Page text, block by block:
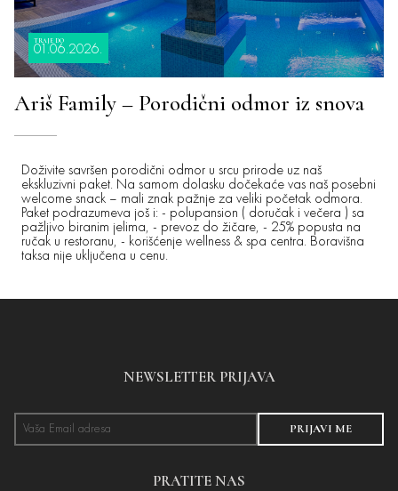
TRAJE DO
01.06.2026.
Ariš Family – Porodični odmor iz snova
Doživite savršen porodični odmor u srcu prirode uz naš
ekskluzivni paket. Na samom dolasku dočekaće vas naš posebni
welcome snack – mali znak pažnje za veliki početak odmora.
Paket podrazumeva još i: - polupansion ( doručak i večera ) sa
pažljivo biranim jelima, - prevoz do žičare, - 25% popusta na
ručak u restoranu, - korišćenje wellness & spa centra. Boravišna
taksa nije uključena u cenu.
NEWSLETTER PRIJAVA
PRIJAVI ME
PRATITE NAS